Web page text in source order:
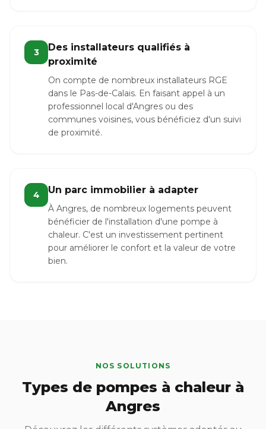
3
Des installateurs qualifiés à
proximité
On compte de nombreux installateurs RGE
dans le Pas-de-Calais. En faisant appel à un
professionnel local d'Angres ou des
communes voisines, vous bénéficiez d'un suivi
de proximité.
4 Un parc immobilier à adapter
À Angres, de nombreux logements peuvent
bénéficier de l'installation d'une pompe à
chaleur. C'est un investissement pertinent
pour améliorer le confort et la valeur de votre
bien.
NOS SOLUTIONS
Types de pompes à chaleur à
Angres